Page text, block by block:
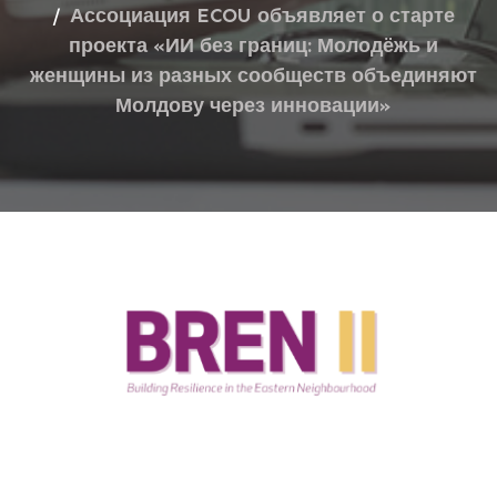
Ассоциация ECOU объявляет о старте
проекта «ИИ без границ: Молодёжь и
женщины из разных сообществ объединяют
Молдову через инновации»